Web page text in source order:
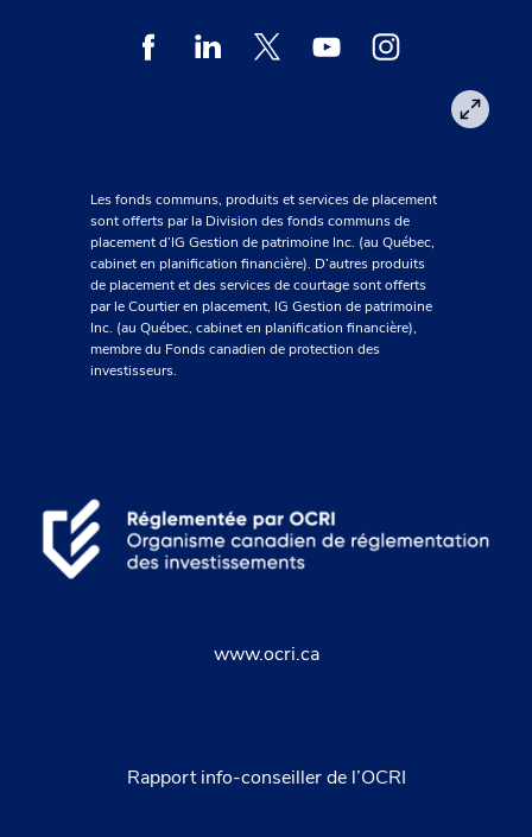
FacebookLinkedinTwitter YoutubeInstagram
Les fonds communs, produits et services de placement
sont offerts par la Division des fonds communs de
placement d’IG Gestion de patrimoine Inc. (au Québec,
cabinet en planification financière). D’autres produits
de placement et des services de courtage sont offerts
par le Courtier en placement, IG Gestion de patrimoine
Inc. (au Québec, cabinet en planification financière),
membre du Fonds canadien de protection des
investisseurs.
www.ocri.ca
Rapport info-conseiller de l’OCRI